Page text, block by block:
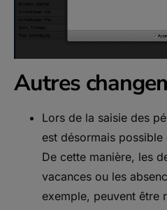
Autres
Lors de la saisie des
est désormais possible
De cette manière, les
vacances ou les
exemple, peuvent être